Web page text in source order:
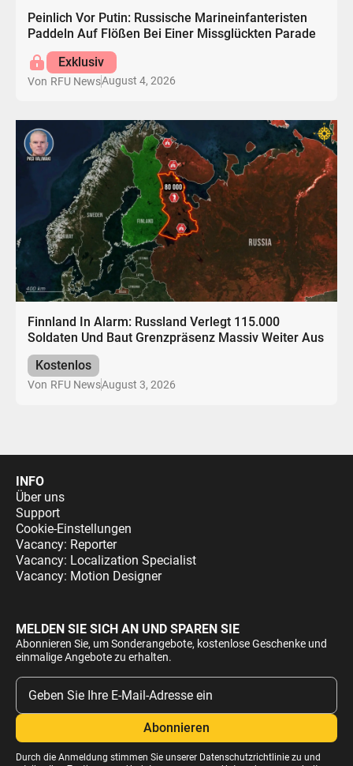
Peinlich Vor Putin: Russische Marineinfanteristen
Paddeln Auf Flößen Bei Einer Missglückten Parade
Exklusiv
Von RFU NewsAugust 4, 2026
Finnland In Alarm: Russland Verlegt 115.000
Soldaten Und Baut Grenzpräsenz Massiv Weiter Aus
Kostenlos
Von RFU NewsAugust 3, 2026
INFO
Über uns
Support
Cookie-Einstellungen
Vacancy: Reporter
Vacancy: Localization Specialist
Vacancy: Motion Designer
MELDEN SIE SICH AN UND SPAREN SIE
Abonnieren Sie, um Sonderangebote, kostenlose Geschenke und
einmalige Angebote zu erhalten.
Durch die Anmeldung stimmen Sie unserer Datenschutzrichtliniezu und